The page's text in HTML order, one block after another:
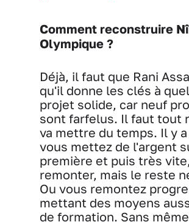
Comment reconstruire
Olympique ?
Déjà, il faut que Rani
qu'il donne les clés à
projet solide, car neuf
sont farfelus. Il faut tout
va mettre du temps. Il y
vous mettez de l'argent
première et puis très
remonter, mais le reste
Ou vous remontez
mettant des moyens
de formation. Sans